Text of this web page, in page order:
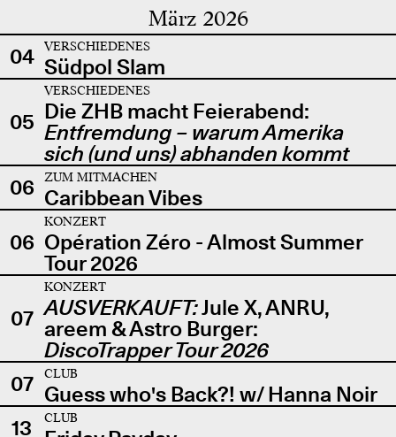
März 2026
04 VERSCHIEDENES
Südpol Slam
05
VERSCHIEDENES
Die ZHB macht Feierabend:
Entfremdung – warum Amerika
sich (und uns) abhanden kommt
06
ZUM MITMACHEN
Caribbean Vibes
06
KONZERT
Opération Zéro - Almost Summer
Tour 2026
07
KONZERT
AUSVERKAUFT:Jule X, ANRU,
areem & Astro Burger:
DiscoTrapper Tour 2026
07
CLUB
Guess who's Back?! w/ Hanna Noir
13
CLUB